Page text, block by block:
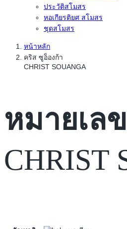
ประวัติสโมสร
หอเกียรติยศ สโมสร
ชุดสโมสร
หน้าหลัก
คริส ซูอ็องก้า
CHRIST SOUANGA
หมายเล
CHRIST